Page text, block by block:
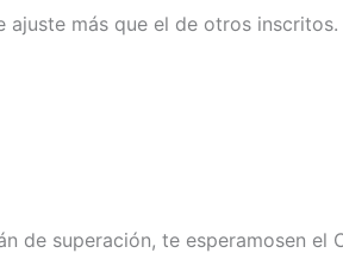
ajuste más que el de otros inscritos.
de superación, te esperamosen el